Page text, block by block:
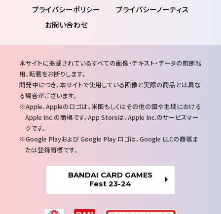
プライバシーポリシー
プライバシーノーティス
お問い合わせ
注
意
事
項
本サイトに掲載されているすべての画像・テキスト・データの無断転
用、転載をお断りします。
開発中につき、本サイトで使用している画像と実際の商品とは異な
る場合がございます。
Apple、Appleのロゴは、米国もしくはその他の国や地域における
Apple Inc.の商標です。App Storeは、Apple Inc.のサービスマー
クです。
Google Playおよび Google Play ロゴは、Google LLCの商標ま
たは登録商標です。
BANDAI CARD GAMES
Fest 23-24